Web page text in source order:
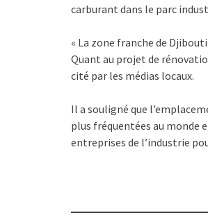
carburant dans le parc
« La zone franche de
Quant au projet de
cité par les médias locaux.
Il a souligné que
plus fréquentées au monde
entreprises de l’industrie